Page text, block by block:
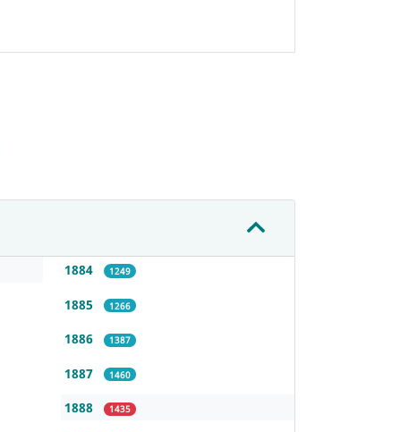
1884 1249
1885 1266
1886 1387
1887 1460
1888 1435